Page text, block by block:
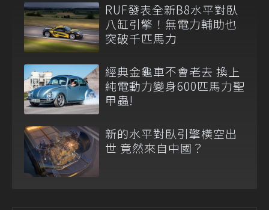
RUF發表全新B8水平對臥
八缸引擎！無電力輔助也
突破千匹馬力
經典金龜車不會老去 換上
純電動力變身600匹馬力聖
甲蟲!
新的水平對臥引擎橫空出
世 竟然來自中國？